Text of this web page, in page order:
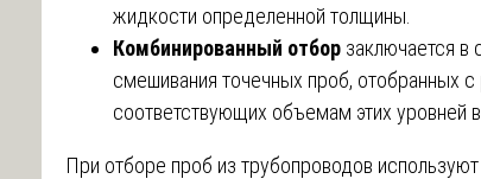
жидкости определенной толщины.
Комбинированный отбор заключается в
смешивания точечных проб, отобранных
соответствующих объемам этих уровней
При отборе проб из трубопроводов